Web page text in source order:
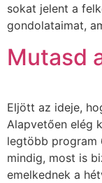
sokat jelent a
gondolataimat,
Mutasd
Eljött az ideje,
Alapvetően elég
legtöbb program
mindig, most is
emelkednek a